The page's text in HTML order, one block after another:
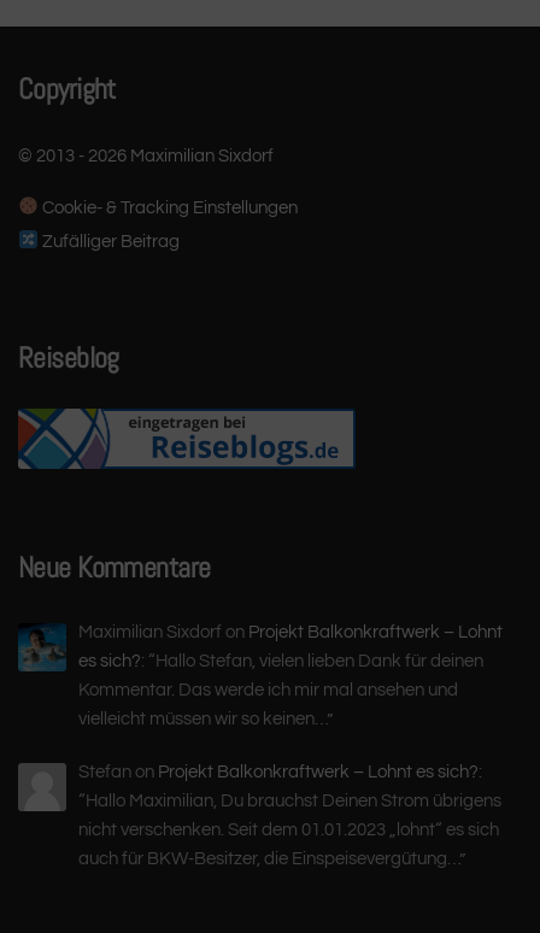
Copyright
© 2013 - 2026 Maximilian Sixdorf
Cookie- & Tracking Einstellungen
Zufälliger Beitrag
Reiseblog
Neue Kommentare
Maximilian Sixdorf on Projekt Balkonkraftwerk – Lohnt
es sich?: “ Hallo Stefan, vielen lieben Dank für deinen
Kommentar. Das werde ich mir mal ansehen und
vielleicht müssen wir so keinen… ”
Stefan on Projekt Balkonkraftwerk – Lohnt es sich?:
“ Hallo Maximilian, Du brauchst Deinen Strom übrigens
nicht verschenken. Seit dem 01.01.2023 „lohnt“ es sich
auch für BKW-Besitzer, die Einspeisevergütung… ”